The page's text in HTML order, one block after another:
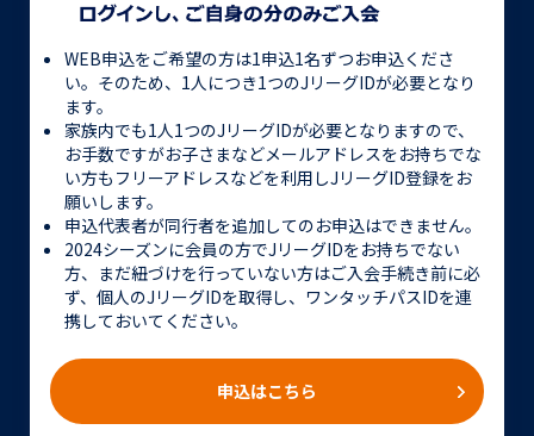
WEB申込をご希望の方は1申込1名ずつお申込くださ
い。そのため、1人につき1つのJリーグIDが必要となり
ます。
家族内でも1人1つのJリーグIDが必要となりますので、
お手数ですがお子さまなどメールアドレスをお持ちでな
い方もフリーアドレスなどを利用しJリーグID登録をお
願いします。
申込代表者が同行者を追加してのお申込はできません。
2024シーズンに会員の方でJリーグIDをお持ちでない
方、まだ紐づけを行っていない方はご入会手続き前に必
ず、個人のJリーグIDを取得し、ワンタッチパスIDを連
携しておいてください。
申込はこちら